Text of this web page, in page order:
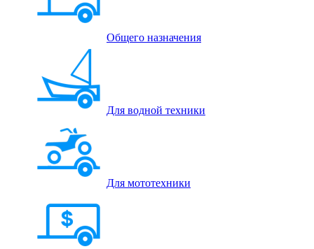
Общего назначения
Для водной техники
Для мототехники